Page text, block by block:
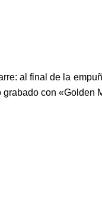
al final de la
con «Golden